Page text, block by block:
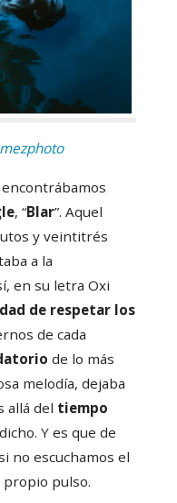
, “Blar”. Aquel
y veintitrés
a la
en su letra Oxi
de respetar los
de cada
de lo más
melodía, dejaba
allá del tiempo
Y es que de
no escuchamos el
pulso.